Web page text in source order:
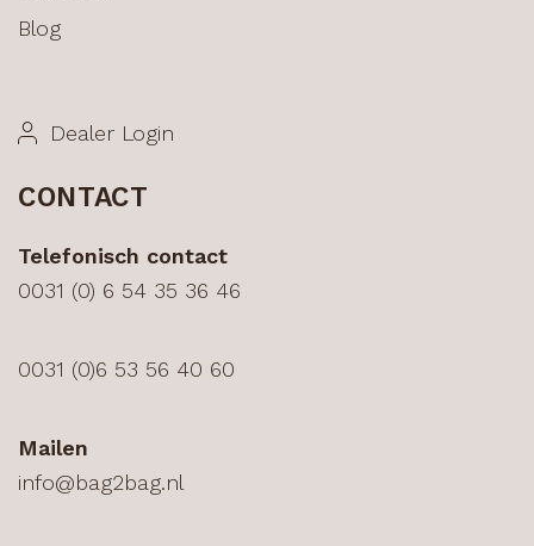
Blog
Dealer Login
CONTACT
Telefonisch contact
0031 (0) 6 54 35 36 46
0031 (0)6 53 56 40 60
Mailen
info@bag2bag.nl